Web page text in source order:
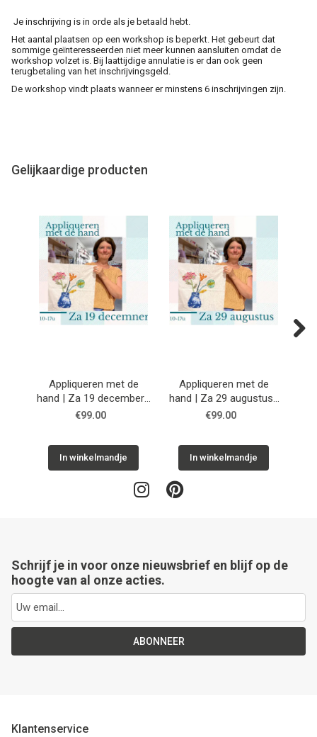
Je inschrijving is in orde als je betaald hebt.
Het aantal plaatsen op een workshop is beperkt. Het gebeurt dat
sommige geïnteresseerden niet meer kunnen aansluiten omdat de
workshop volzet is. Bij laattijdige annulatie is er dan ook geen
terugbetaling van het inschrijvingsgeld.
De workshop vindt plaats wanneer er minstens 6 inschrijvingen zijn.
Gelijkaardige producten
Appliqueren met de
hand | Za 19 december |
Workshop
€99.00
In winkelmandje
Appliqueren met de
hand | Za 29 augustus |
Workshop
€99.00
In winkelmandje
Schrijf je in voor onze nieuwsbrief en blijf op de
hoogte van al onze acties.
ABONNEER
Klantenservice